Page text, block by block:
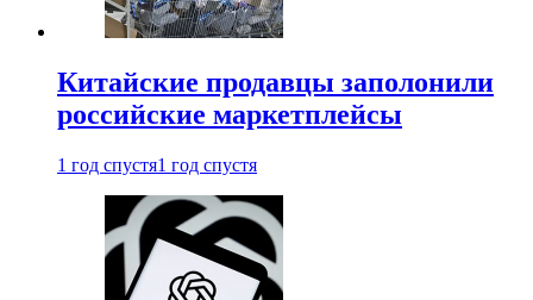
Китайские продавцы заполонили
российские маркетплейсы
1 год спустя1 год спустя